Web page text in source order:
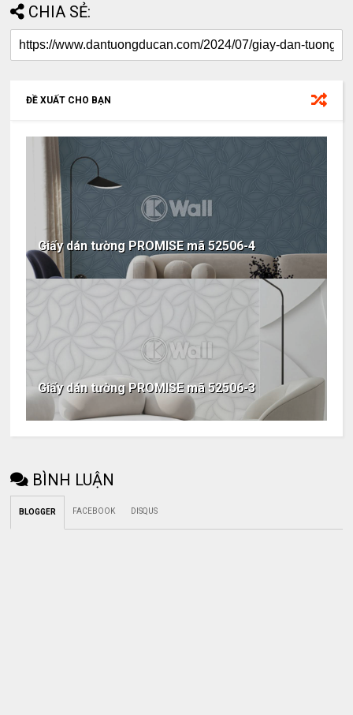
CHIA SẺ:
ĐỀ XUẤT CHO BẠN
Giấy dán tường PROMISE mã 52506-4
Giấy dán tường PROMISE mã 52506-3
BÌNH LUẬN
BLOGGER FACEBOOK DISQUS